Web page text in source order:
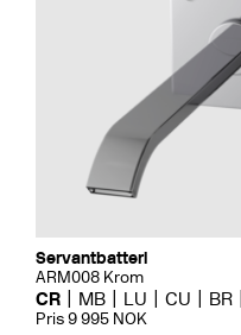
Servantbatteri
ARM008 Krom
CR MB LU CU BR
Pris 9 995 NOK